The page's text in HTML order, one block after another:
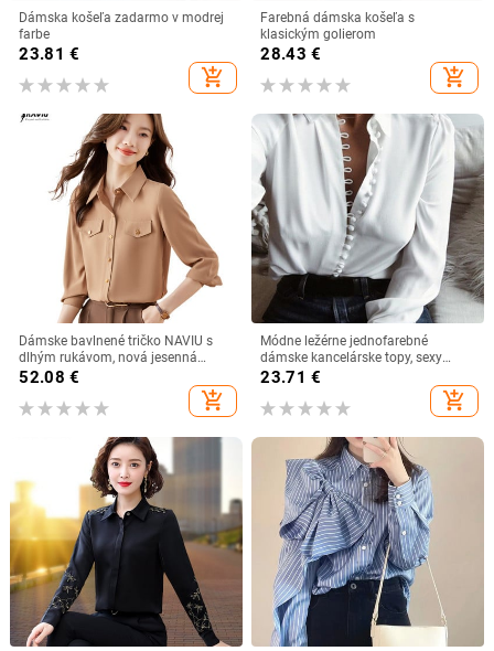
Dámska košeľa zadarmo v modrej
farbe
23.81 €
add_shopping_cart
Farebná dámska košeľa s
klasickým golierom
28.43 €
add_shopping_cart
Dámske bavlnené tričko NAVIU s
dlhým rukávom, nová jesenná
móda, formálne, luxusné, biele
52.08 €
add_shopping_cart
Módne ležérne jednofarebné
dámske kancelárske topy, sexy
gombíky, blúzka s dlhým rukávom,
nová jarná dámska šifónová biela
košeľa 2020
23.71 €
add_shopping_cart